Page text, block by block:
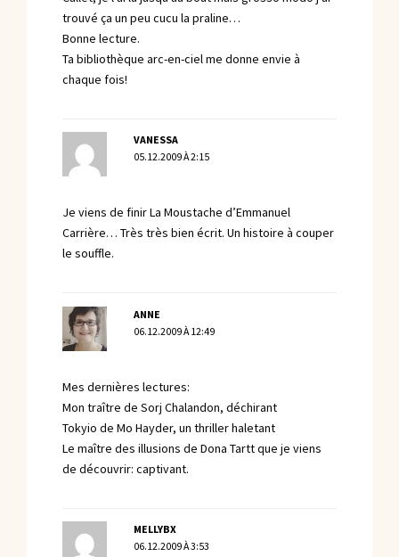
trouvé ça un peu cucu la praline…
Bonne lecture.
Ta bibliothèque arc-en-ciel me donne envie à
chaque fois!
VANESSA
05.12.2009 À 2:15
Je viens de finir La Moustache d’Emmanuel
Carrière… Très très bien écrit. Un histoire à couper
le souffle.
ANNE
06.12.2009 À 12:49
Mes dernières lectures:
Mon traître de Sorj Chalandon, déchirant
Tokyio de Mo Hayder, un thriller haletant
Le maître des illusions de Dona Tartt que je viens
de découvrir: captivant.
MELLYBX
06.12.2009 À 3:53